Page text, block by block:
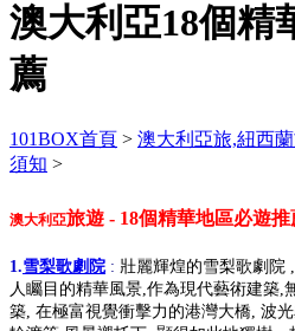
澳大利亞18個精
薦
101BOX首頁 > 澳大利亞旅,紐西
須知 >
澳大利亞旅遊 - 18個精華地區必遊推
1.雪梨歌劇院 : 壯麗輝煌的雪梨歌劇院
人矚目的精華風景,作為現代藝術建築,
築, 在極富視覺衝擊力的港灣大橋, 波